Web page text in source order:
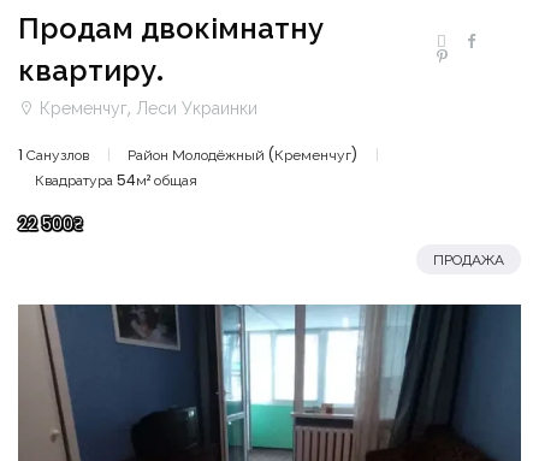
Продам двокімнатну
квартиру.
Кременчуг, Леси Украинки
1 Санузлов
Район Молодёжный (Кременчуг)
Квадратура 54м² общая
22 500₴
ПРОДАЖА